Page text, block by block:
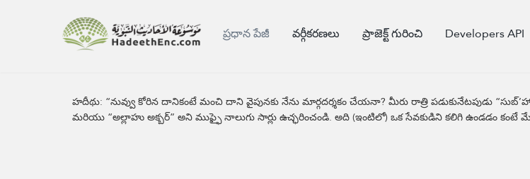
ప్రధాన పేజీ వర్గీకరణలు ప్రాజెక్ట్ గురించి Developers API
హదీథు: “నువ్వు కోరిన దానికంటే మంచి దాని వైపునకు నేను మార్గదర్శకం చేయనా? మీరు రాత్రి పడుకునేటపుడు
మరియు “అల్లాహు అక్బర్” అని ముఫ్ఫై నాలుగు సార్లు ఉచ్ఛరించండి. అది (ఇంటిలో) ఒక సేవకుడిని కలిగి ఉండడం కంటే